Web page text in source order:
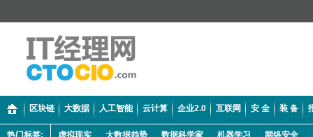
区块链 大数据 人工智能 云计算 企业2.0 互联网 安 全 装 备
热门标签: 虚拟现实 大数据趋势 数据科学家 机器学习 网络安全